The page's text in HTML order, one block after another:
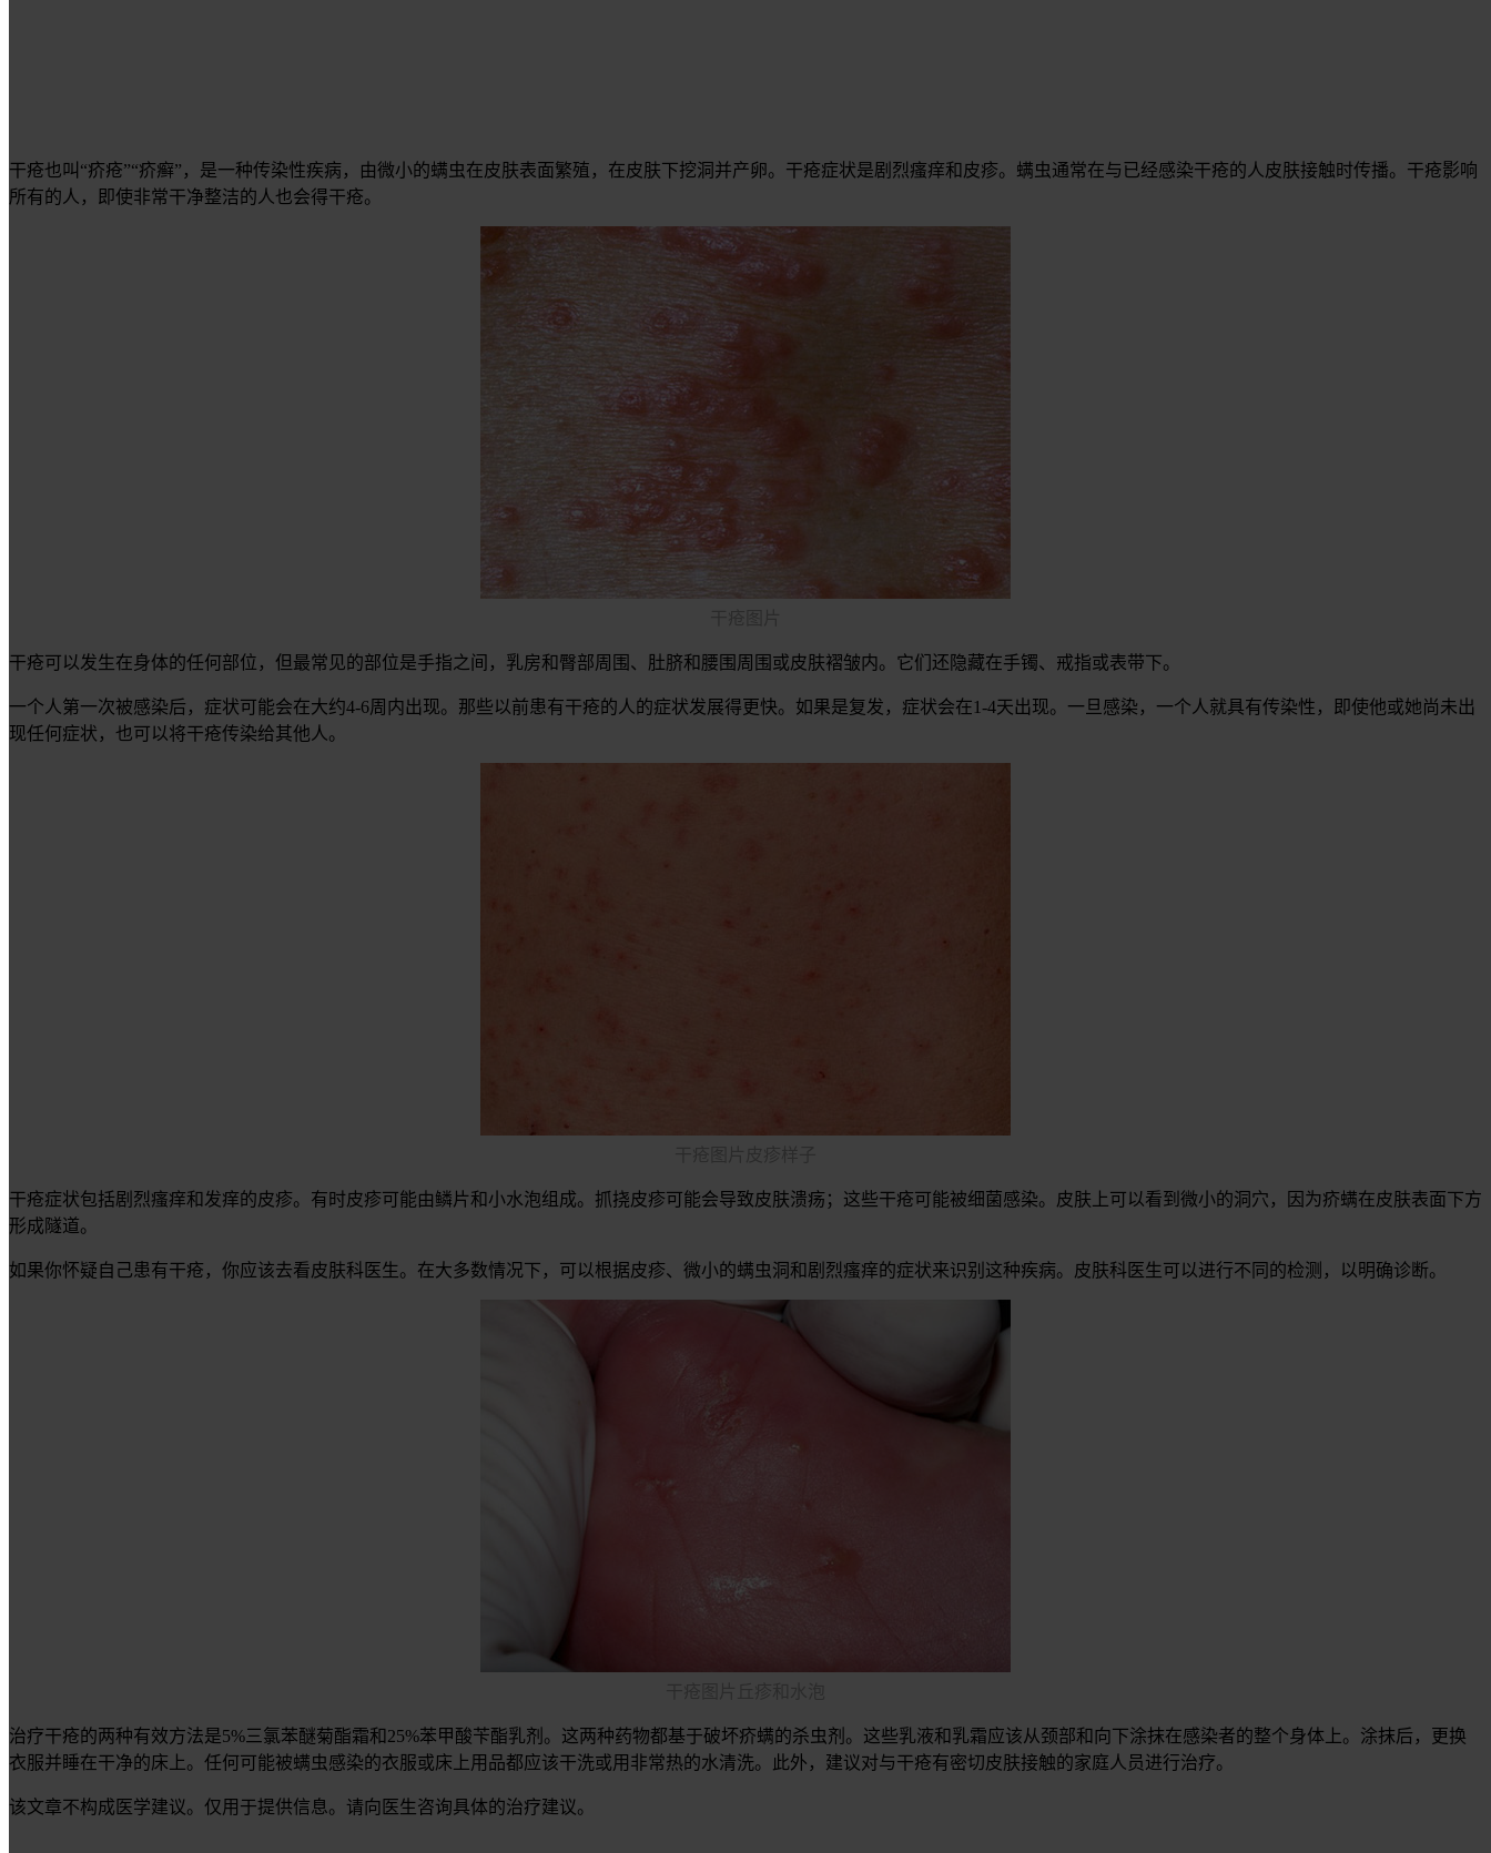
干疮也叫“疥疮”“疥癣”，是一种传染性疾病，由微小的螨虫在皮肤表面繁殖，在皮肤下挖洞并产卵。干疮症状是剧烈瘙痒和皮疹。螨虫通常在与已经感染干疮的人皮肤接触时传播。干疮影响
所有的人，即使非常干净整洁的人也会得干疮。
干疮可以发生在身体的任何部位，但最常见的部位是手指之间，乳房和臀部周围、肚脐和腰围周围或皮肤褶皱内。它们还隐藏在手镯、戒指或表带下。
一个人第一次被感染后，症状可能会在大约4-6周内出现。那些以前患有干疮的人的症状发展得更快。如果是复发，症状会在1-4天出现。一旦感染，一个人就具有传染性，即使他或她尚未出
现任何症状，也可以将干疮传染给其他人。
干疮症状包括剧烈瘙痒和发痒的皮疹。有时皮疹可能由鳞片和小水泡组成。抓挠皮疹可能会导致皮肤溃疡；这些干疮可能被细菌感染。皮肤上可以看到微小的洞穴，因为疥螨在皮肤表面下方
形成隧道。
如果你怀疑自己患有干疮，你应该去看皮肤科医生。在大多数情况下，可以根据皮疹、微小的螨虫洞和剧烈瘙痒的症状来识别这种疾病。皮肤科医生可以进行不同的检测，以明确诊断。
治疗干疮的两种有效方法是5%三氯苯醚菊酯霜和25%苯甲酸苄酯乳剂。这两种药物都基于破坏疥螨的杀虫剂。这些乳液和乳霜应该从颈部和向下涂抹在感染者的整个身体上。涂抹后，更换
衣服并睡在干净的床上。任何可能被螨虫感染的衣服或床上用品都应该干洗或用非常热的水清洗。此外，建议对与干疮有密切皮肤接触的家庭人员进行治疗。
该文章不构成医学建议。仅用于提供信息。请向医生咨询具体的治疗建议。